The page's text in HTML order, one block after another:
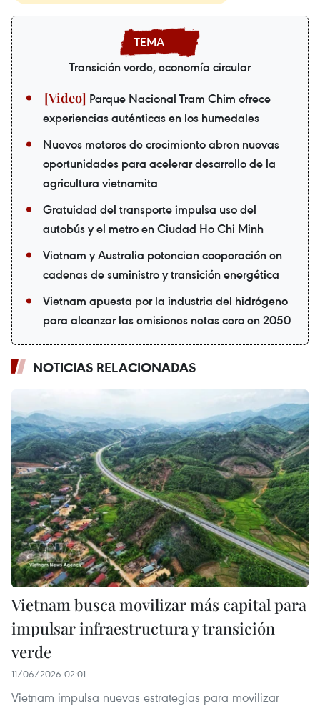
Transición verde, economía circular
Parque Nacional Tram Chim ofrece
experiencias auténticas en los humedales
Nuevos motores de crecimiento abren nuevas
oportunidades para acelerar desarrollo de la
agricultura vietnamita
Gratuidad del transporte impulsa uso del
autobús y el metro en Ciudad Ho Chi Minh
Vietnam y Australia potencian cooperación en
cadenas de suministro y transición energética
Vietnam apuesta por la industria del hidrógeno
para alcanzar las emisiones netas cero en 2050
NOTICIAS RELACIONADAS
Vietnam busca movilizar más capital para
impulsar infraestructura y transición
verde
11/06/2026 02:01
Vietnam impulsa nuevas estrategias para movilizar